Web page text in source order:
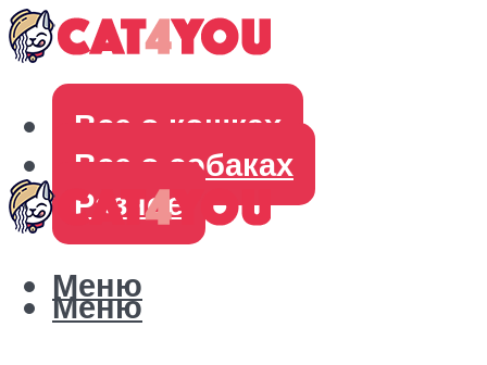
Все о кошках
Все о собаках
Разное
Меню
Меню